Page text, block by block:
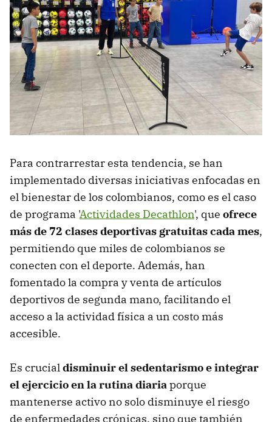
Para contrarrestar esta tendencia, se han
implementado diversas iniciativas enfocadas en
el bienestar de los colombianos, como es el caso
de programa 'Actividades Decathlon', que ofrece
más de 72 clases deportivas gratuitas cada mes,
permitiendo que miles de colombianos se
conecten con el deporte. Además, han
fomentado la compra y venta de artículos
deportivos de segunda mano, facilitando el
acceso a la actividad física a un costo más
accesible.
Es crucialdisminuir el sedentarismo e integrar
el ejercicio en la rutina diariaporque
mantenerse activo no solo disminuye el riesgo
de enfermedades crónicas, sino que también